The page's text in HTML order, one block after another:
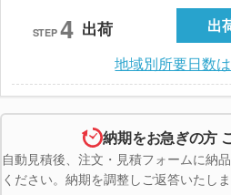
STEP 4 出荷 出
地域別所要日数
納期をお急ぎの方
自動見積後、注文・見積フォームに納
ください。納期を調整しご返答いたしま